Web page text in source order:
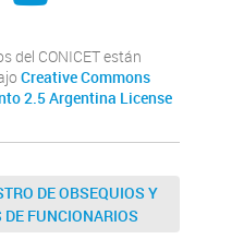
del CONICET están
Creative Commons
2.5 Argentina License
DE OBSEQUIOS Y
FUNCIONARIOS